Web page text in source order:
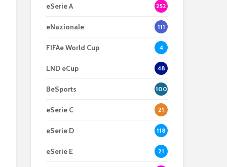
eSerie A 252
eNazionale 111
FIFAe World Cup 4
LND eCup 48
BeSports 100
eSerie C 21
eSerie D 118
eSerie E 21